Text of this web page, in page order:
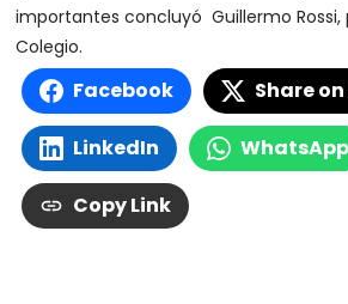
importantes concluyó Guillermo Rossi,
Colegio.
Facebook Share on
LinkedIn WhatsApp
Copy Link